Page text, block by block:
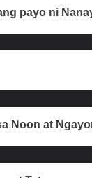
payo ni
Noon at